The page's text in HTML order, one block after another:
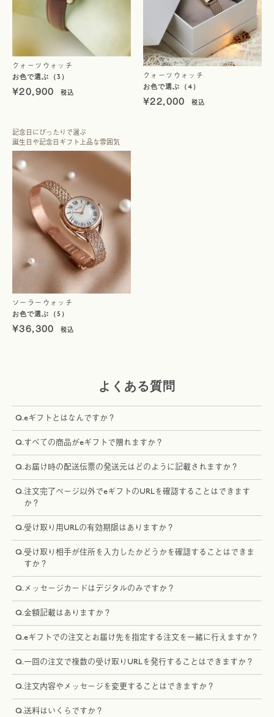
クォーツウォッチ
お色で選ぶ（3）
¥20,900
クォーツウォッチ
お色で選ぶ（4）
¥22,000
ソーラーウォッチ
お色で選ぶ（5）
¥36,300
よくある質問
Q.eギフトとはなんですか？
Q.すべての商品がeギフトで贈れますか？
Q.お届け時の配送伝票の発送元はどのように記載されますか？
Q.注文完了ページ以外でeギフトのURLを確認することはできます
か？
Q.受け取り用URLの有効期限はありますか？
Q.受け取り相手が住所を入力したかどうかを確認することはできま
すか？
Q.メッセージカードはデジタルのみですか？
Q.金額記載はありますか？
Q.eギフトでの注文とお届け先を指定する注文を一緒に行えますか？
Q.一回の注文で複数の受け取りURLを発行することはできますか？
Q.注文内容やメッセージを変更することはできますか？
Q.送料はいくらですか？